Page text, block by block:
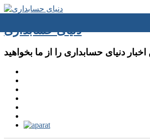
دنیای حسابداری